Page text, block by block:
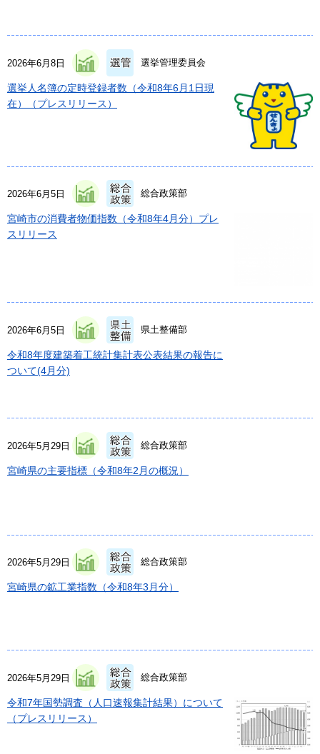
2026年6月8日 選挙管理委員会
選挙人名簿の定時登録者数（令和8年6月1日現
在）（プレスリリース）
2026年6月5日 総合政策部
宮崎市の消費者物価指数（令和8年4月分）プレ
スリリース
2026年6月5日 県土整備部
令和8年度建築着工統計集計表公表結果の報告に
ついて(4月分)
2026年5月29日 総合政策部
宮崎県の主要指標（令和8年2月の概況）
2026年5月29日 総合政策部
宮崎県の鉱工業指数（令和8年3月分）
2026年5月29日 総合政策部
令和7年国勢調査（人口速報集計結果）について
（プレスリリース）